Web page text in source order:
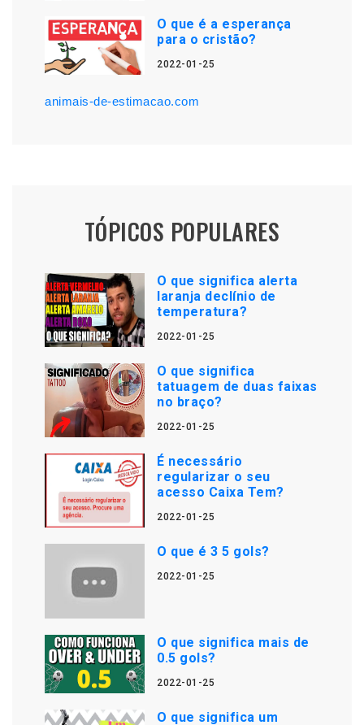
O que é a esperança
para o cristão?
2022-01-25
animais-de-estimacao.com
TÓPICOS POPULARES
O que significa alerta
laranja declínio de
temperatura?
2022-01-25
O que significa
tatuagem de duas faixas
no braço?
2022-01-25
É necessário
regularizar o seu
acesso Caixa Tem?
2022-01-25
O que é 3 5 gols?
2022-01-25
O que significa mais de
0.5 gols?
2022-01-25
O que significa um